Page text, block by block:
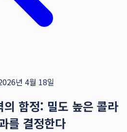
년 4월 18일
함정: 밀도 높은 콜라
를 결정한다